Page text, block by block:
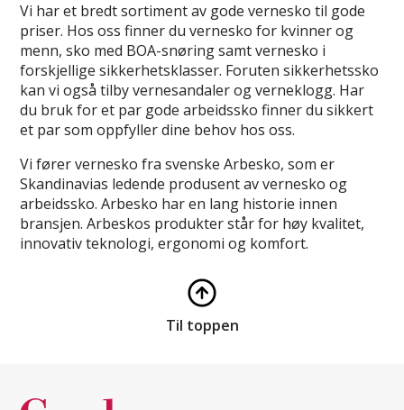
Vi har et bredt sortiment av gode vernesko til gode
priser. Hos oss finner du vernesko for kvinner og
menn, sko med BOA-snøring samt vernesko i
forskjellige sikkerhetsklasser. Foruten sikkerhetssko
kan vi også tilby vernesandaler og verneklogg. Har
du bruk for et par gode arbeidssko finner du sikkert
et par som oppfyller dine behov hos oss.
Vi fører vernesko fra svenske Arbesko, som er
Skandinavias ledende produsent av vernesko og
arbeidssko. Arbesko har en lang historie innen
bransjen. Arbeskos produkter står for høy kvalitet,
innovativ teknologi, ergonomi og komfort.
Til toppen